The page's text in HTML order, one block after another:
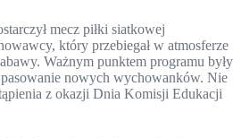
mecz piłki siatkowej
który przebiegał w atmosferze
Ważnym punktem programu były
nowych wychowanków. Nie
z okazji Dnia Komisji Edukacji